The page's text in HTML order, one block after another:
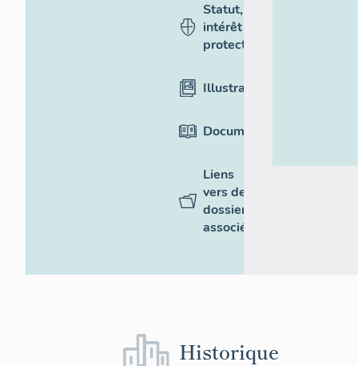
Statut,
intérêt et
protection
Illustrations
Documentation
Liens
vers des
dossiers
associés
Historique